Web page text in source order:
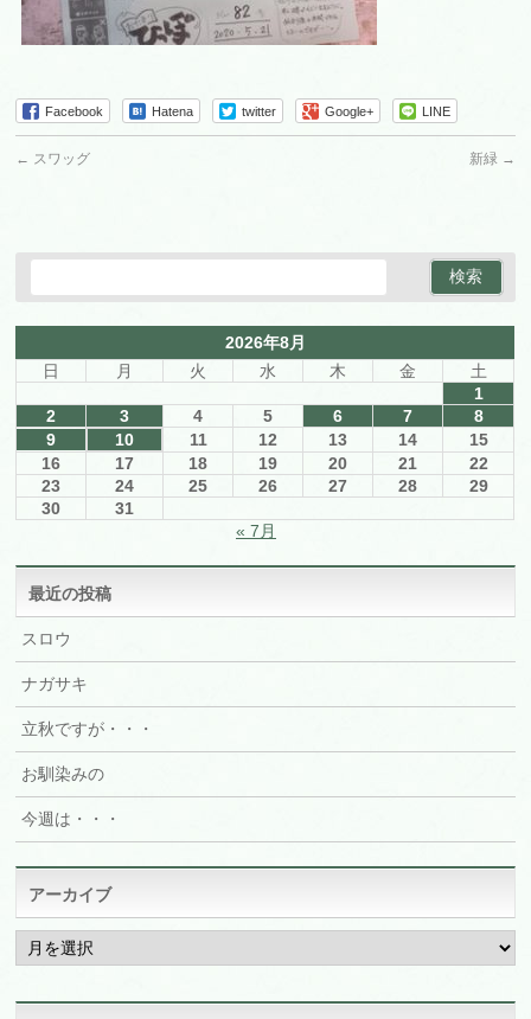
Facebook Hatena twitter Google+ LINE
← スワッグ 新緑 →
2026年8月
日
月 火 水 木 金
土
1
2
3 4 5 6 7
8
9
10 11 12 13 14
15
16
17 18 19 20 21
22
23
24 25 26 27 28
29
30
31
« 7月
最近の投稿
スロウ
ナガサキ
立秋ですが・・・
お馴染みの
今週は・・・
アーカイブ
ア
ー
カ